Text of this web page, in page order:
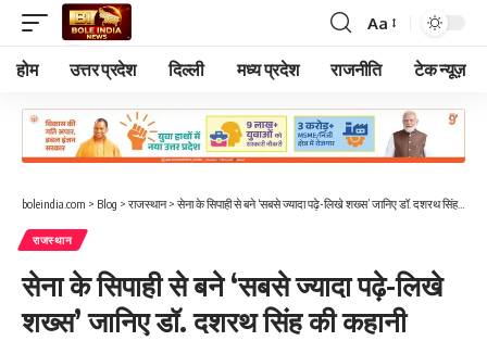
Font
Resizer
Aa
होम उत्तर प्रदेश दिल्ली मध्य प्रदेश राजनीति टेक न्यूज़
boleindia.com > Blog > राजस्थान> सेना के सिपाही से बने ‘सबसे ज्यादा पढ़े-लिखे शख्स’ जानिए डॉ. दशरथ सिंह की कहानी
राजस्थान
सेना के सिपाही से बने ‘सबसे ज्यादा पढ़े-लिखे
शख्स’ जानिए डॉ. दशरथ सिंह की कहानी